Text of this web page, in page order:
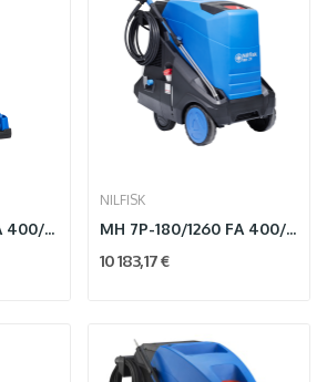
MC 6P-120/1950 FA 400/3/50 EU
NILFISK
MH 7P-180/1260 FA 400/3/50 EU
10 183,17 €